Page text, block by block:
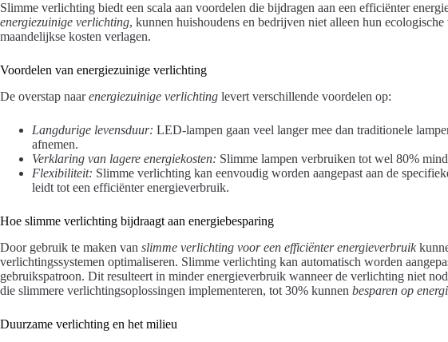
Slimme verlichting biedt een scala aan voordelen die bijdragen aan een efficiënter
energiezuinige verlichting, kunnen huishoudens en bedrijven niet alleen hun
maandelijkse kosten verlagen.
Voordelen van energiezuinige verlichting
De overstap naarenergiezuinige verlichting levert verschillende voordelen op:
Langdurige levensduur: LED-lampen gaan veel langer mee dan traditionele
afnemen.
Verklaring van lagere energiekosten: Slimme lampen verbruiken tot wel 80%
Flexibiliteit: Slimme verlichting kan eenvoudig worden aangepast aan de
leidt tot een efficiënter energieverbruik.
Hoe slimme verlichting bijdraagt aan energiebesparing
Door gebruik te maken van slimme verlichting voor een efficiënter energieverbruik
verlichtingssystemen optimaliseren. Slimme verlichting kan automatisch worden
gebruikspatroon. Dit resulteert in minder energieverbruik wanneer de verlichting niet
die slimmere verlichtingsoplossingen implementeren, tot 30% kunnen besparen op
Duurzame verlichting en het milieu